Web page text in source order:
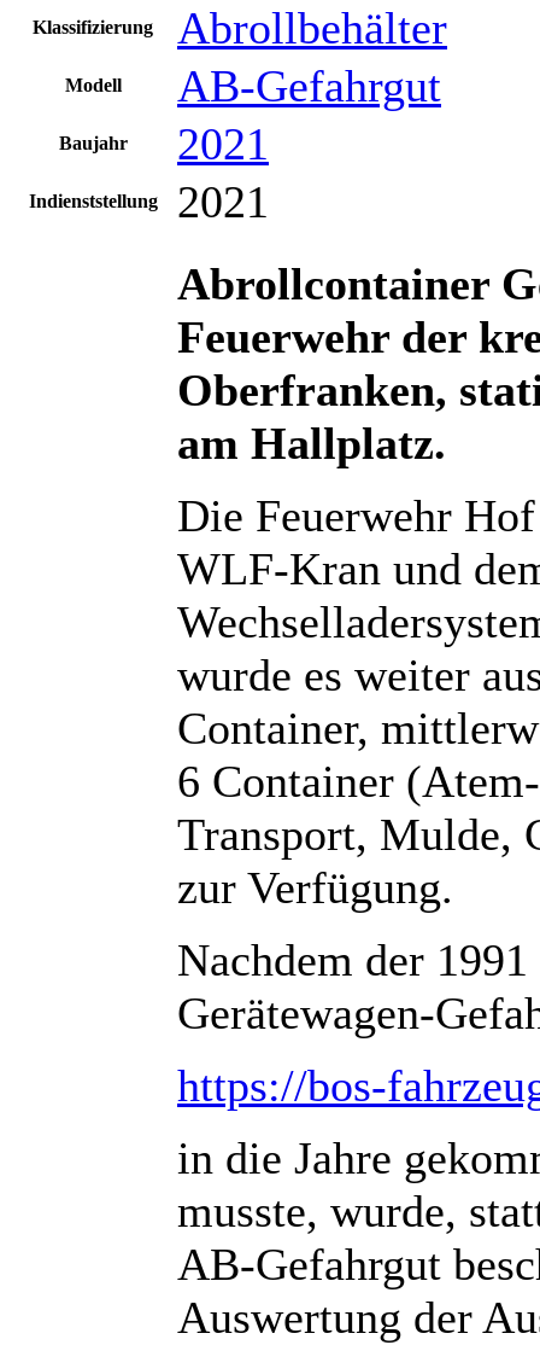
Klassifizierung Abrollbehälter
Modell AB-Gefahrgut
Baujahr 2021
Indienststellung
2021
Abrollcontainer
Feuerwehr der
Oberfranken,
am Hallplatz.
Die Feuerwehr
WLF-Kran und
wurde es weiter
Container,
6 Container
Transport, Mulde,
zur Verfügung.
Nachdem der
Gerätewagen-
https://bos-
in die Jahre
musste, wurde,
AB-Gefahrgut
Auswertung der